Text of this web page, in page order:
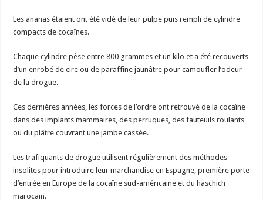
Les ananas étaient ont été vidé de leur pulpe puis rempli de cylindre
compacts de cocaïnes.
Chaque cylindre pèse entre 800 grammes et un kilo et a été recouverts
d’un enrobé de cire ou de paraffine jaunâtre pour camoufler l’odeur
de la drogue.
Ces dernières années, les forces de l’ordre ont retrouvé de la cocaïne
dans des implants mammaires, des perruques, des fauteuils roulants
ou du plâtre couvrant une jambe cassée.
Les trafiquants de drogue utilisent régulièrement des méthodes
insolites pour introduire leur marchandise en Espagne, première porte
d’entrée en Europe de la cocaïne sud-américaine et du haschich
marocain.